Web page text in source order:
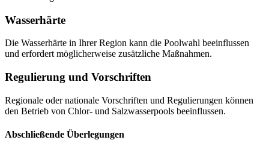
Wasserhärte
Die Wasserhärte in Ihrer Region kann die Poolwahl beeinflussen
und erfordert möglicherweise zusätzliche Maßnahmen.
Regulierung und Vorschriften
Regionale oder nationale Vorschriften und Regulierungen können
den Betrieb von Chlor- und Salzwasserpools beeinflussen.
Abschließende Überlegungen